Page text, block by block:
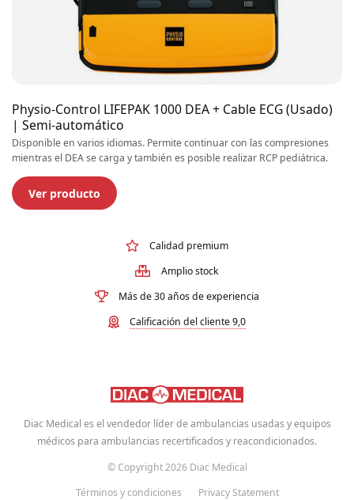
Physio-Control LIFEPAK 1000 DEA + Cable ECG (Usado)
| Semi-automático
Disponible en varios idiomas. Permite continuar con las compresiones
mientras el DEA se carga y también es posible realizar RCP pediátrica.
Ver producto
Calidad premium
Amplio stock
Más de 30 años de experiencia
Calificación del cliente 9,0
Diac Medical es el vendedor líder de ambulancias usadas y equipos
médicos para ambulancias recertificados y reacondicionados.
© Copyright 2026 Diac Medical
Términos y condiciones
Privacy Statement